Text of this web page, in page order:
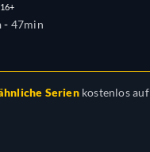
16+
- 47min
Serienkostenlos auf